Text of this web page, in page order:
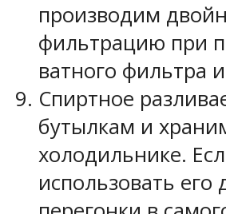
производим
фильтрацию при
ватного фильтра
Спиртное
бутылкам и
холодильнике.
использовать его